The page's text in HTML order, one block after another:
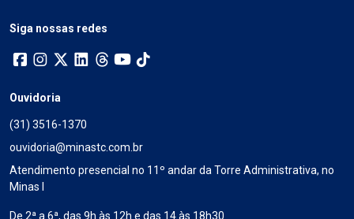
Siga nossas redes
Ouvidoria
(31) 3516-1370
ouvidoria@minastc.com.br
Atendimento presencial no 11º andar da Torre Administrativa, no
Minas I
De 2ª a 6ª, das 9h às 12h e das 14 às 18h30